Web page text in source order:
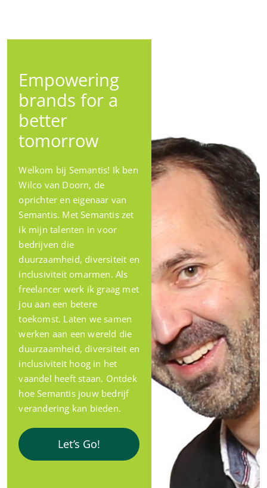
Empowering
brands for a
better
tomorrow
Welkom bij Semantis! Ik ben
Wilco van Doorn, de
oprichter en eigenaar van
Semantis. Met Semantis zet
ik mijn talenten in voor
bedrijven die
duurzaamheid, diversiteit en
inclusiviteit omarmen. Als
freelancer werk ik graag met
jou aan een betere
toekomst. Laten we samen
werken aan een wereld die
duurzaamheid, diversiteit en
inclusiviteit hoog in het
vaandel heeft staan. Ontdek
hoe Semantis jouw bedrijf
verandering kan bieden.
Let’s Go!